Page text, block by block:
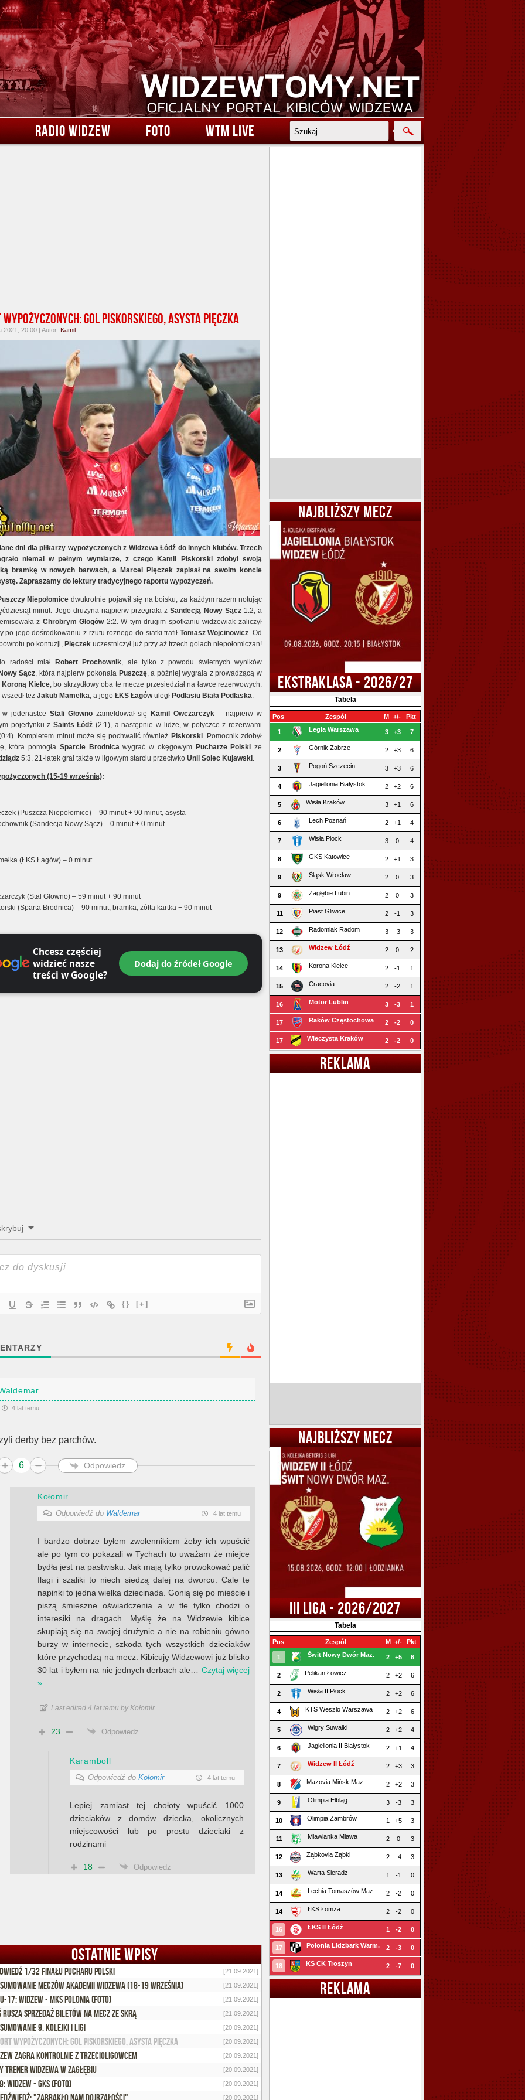
RADIO WIDZEW FOTO WTM LIVE
Gol Piskorskiego, asysta Pięczka
2021, 20:00 | Autor: Kamil
dni dla piłkarzy wypożyczonych z Widzewa Łódź do innych klubów. Trzech
niemal w pełnym wymiarze, z czego Kamil Piskorski zdobył swoją
bramkę w nowych barwach, a Marcel Pięczek zapisał na swoim koncie
Zapraszamy do lektury tradycyjnego raportu wypożyczeń.
Niepołomice dwukrotnie pojawił się na boisku, za każdym razem notując
minut. Jego drużyna najpierw przegrała zSandecją Nowy Sącz1:2, a
z Chrobrym Głogów 2:2. W tym drugim spotkaniu widzewiak zaliczył
po jego dośrodkowaniu z rzutu rożnego do siatki trafił Tomasz Wojcinowicz. Od
po kontuzji, Pięczek uczestniczył już przy aż trzech golach niepołomiczan!
radości miał Robert Prochownik, ale tylko z powodu świetnych wyników
Sącz, która najpierw pokonała Puszczę, a później wygrała z prowadzącą w
Koroną Kielce, bo skrzydłowy oba te mecze przesiedział na ławce rezerwowych.
też Jakub Mamełka, a jego ŁKS Łagówuległ Podlasiu Biała Podlaska.
jedenastce Stali Głowno zameldował się Kamil Owczarczyk– najpierw w
pojedynku z Saints Łódź(2:1), a następnie w lidze, w potyczce z rezerwami
Kompletem minut może się pochwalić również Piskorski. Pomocnik zdobył
która pomogła Sparcie Brodnicawygrać w okęgowym Pucharze Polskize
5:3. 21-latek grał także w ligowym starciu przeciwko Unii Solec Kujawski.
(15-19 września):
(Puszcza Niepołomice) – 90 minut + 90 minut, asysta
(Sandecja Nowy Sącz) – 0 minut + 0 minut
(ŁKS Łagów) – 0 minut
(Stal Głowno) – 59 minut + 90 minut
(Sparta Brodnica) – 90 minut, bramka, żółta kartka + 90 minut
Chcesz częściej
widzieć nasze
treści w Google?
Dodaj do źródeł Google
{} [+]
4 lat temu
derby bez parchów.
6 Odpowiedz
Kołomir
Odpowiedź do Waldemar 4 lat temu
I bardzo dobrze byłem zwolennikiem żeby ich wpuścić
ale po tym co pokazali w Tychach to uważam że miejce
bydła jest na pastwisku. Jak mają tylko prowokować palić
flagi i szaliki to niech siedzą dalej na dworcu. Cale te
napinki to jedna wielka dziecinada. Gonią się po mieście i
piszą śmieszne oświadczenia a w tle tylko chodzi o
interesiki na dragach. Myślę że na Widzewie kibice
skupiają się na swojej drużynie a nie na robieniu gówno
burzy w internecie, szkoda tych wszystkich dzieciaków
które przychodzą na mecz. Kibicuję Widzewowi już blisko
30 lat i byłem na nie jednych derbach ale
Czytaj więcej
»
Last edited 4 lat temu by Kołomir
23 Odpowiedz
Karamboll
Odpowiedź do Kołomir 4 lat temu
Lepiej zamiast tej chołoty wpuścić 1000
dzieciaków z domów dziecka, okolicznych
miejscowości lub po prostu dzieciaki z
rodzinami
18 Odpowiedz
OSTATNIE WPISY
1/32 finału Pucharu Polski [21.09.2021]
meczów Akademii Widzewa (18-19 września) [21.09.2021]
U-17: Widzew - MKS Polonia (foto) [21.09.2021]
rusza sprzedaż biletów na mecz ze Skrą [21.09.2021]
9. kolejki I ligi [20.09.2021]
wypożyczonych: Gol Piskorskiego, asysta Pięczka [20.09.2021]
zagra kontrolnie z trzecioligowcem [20.09.2021]
trener Widzewa w Zagłębiu [20.09.2021]
Widzew - GKS (foto) [20.09.2021]
"Zabrakło nam dojrzałości" [20.09.2021]
NAJBLIŻSZY MECZ
EKSTRAKLASA - 2026/27
Tabela
Pos Zespół M +/- Pkt
1 Legia Warszawa 3 +3 7
2 Górnik Zabrze 2 +3 6
3 Pogoń Szczecin 3 +3 6
4 Jagiellonia Białystok 2 +2 6
5 Wisła Kraków 3 +1 6
6 Lech Poznań 2 +1 4
7 Wisła Płock 3 0 4
8 GKS Katowice 2 +1 3
9 Śląsk Wrocław 2 0 3
9 Zagłębie Lubin 2 0 3
11 Piast Gliwice 2 -1 3
12 Radomiak Radom 3 -3 3
13 Widzew Łódź 2 0 2
14 Korona Kielce 2 -1 1
15 Cracovia 2 -2 1
16 Motor Lublin 3 -3 1
17 Raków Częstochowa 2 -2 0
17 Wieczysta Kraków 2 -2 0
REKLAMA
NAJBLIŻSZY MECZ
III LIGA - 2026/2027
Tabela
Pos Zespół M +/- Pkt
1 Świt Nowy Dwór Maz. 2 +5 6
2 Pelikan Łowicz 2 +2 6
2 Wisła II Płock 2 +2 6
4 KTS Weszło Warszawa 2 +2 6
5 Wigry Suwałki 2 +2 4
6 Jagiellonia II Białystok 2 +1 4
7 Widzew II Łódź 2 +3 3
8 Mazovia Mińsk Maz. 2 +2 3
9 Olimpia Elbląg 3 -3 3
10 Olimpia Zambrów 1 +5 3
11 Mławianka Mława 2 0 3
12 Ząbkovia Ząbki 2 -4 3
13 Warta Sieradz 1 -1 0
14 Lechia Tomaszów Maz. 2 -2 0
14 ŁKS Łomża 2 -2 0
16 ŁKS II Łódź 1 -2 0
17 Polonia Lidzbark Warm. 2 -3 0
18 KS CK Troszyn 2 -7 0
REKLAMA